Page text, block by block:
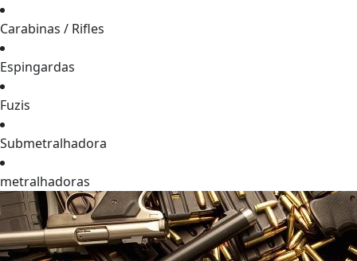
Carabinas / Rifles
Espingardas
Fuzis
Submetralhadora
metralhadoras